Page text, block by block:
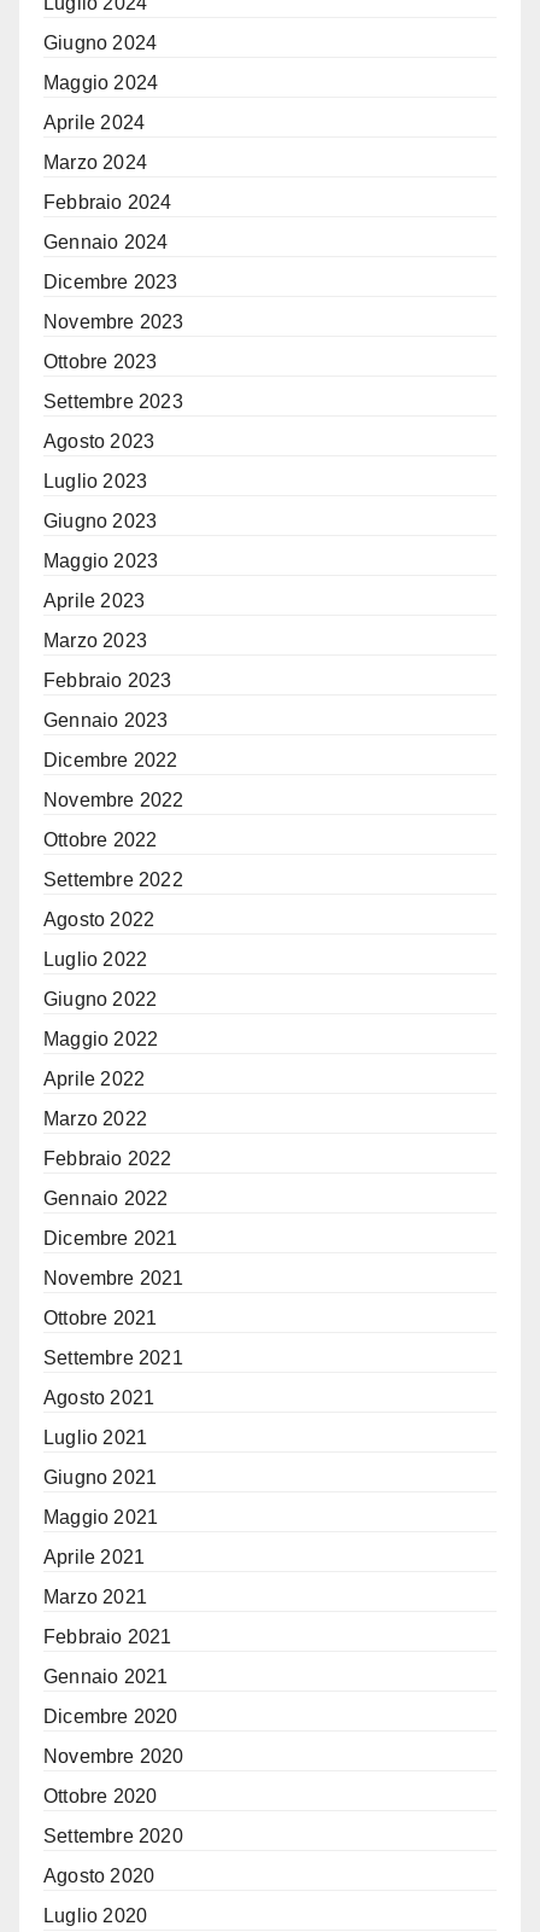
Giugno 2024
Maggio 2024
Aprile 2024
Marzo 2024
Febbraio 2024
Gennaio 2024
Dicembre 2023
Novembre 2023
Ottobre 2023
Settembre 2023
Agosto 2023
Luglio 2023
Giugno 2023
Maggio 2023
Aprile 2023
Marzo 2023
Febbraio 2023
Gennaio 2023
Dicembre 2022
Novembre 2022
Ottobre 2022
Settembre 2022
Agosto 2022
Luglio 2022
Giugno 2022
Maggio 2022
Aprile 2022
Marzo 2022
Febbraio 2022
Gennaio 2022
Dicembre 2021
Novembre 2021
Ottobre 2021
Settembre 2021
Agosto 2021
Luglio 2021
Giugno 2021
Maggio 2021
Aprile 2021
Marzo 2021
Febbraio 2021
Gennaio 2021
Dicembre 2020
Novembre 2020
Ottobre 2020
Settembre 2020
Agosto 2020
Luglio 2020